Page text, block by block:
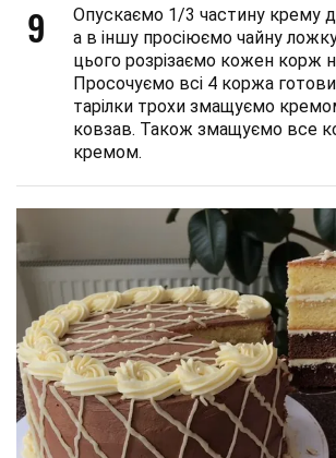
9
Опускаємо 1/3 частину крему
а в іншу просіюємо чайну
цього розрізаємо кожен корж
Просочуємо всі 4 коржа
тарілки трохи змащуємо
ковзав. Також змащуємо все
кремом.